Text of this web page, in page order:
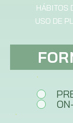
HÁBITOS
USO DE
.
.